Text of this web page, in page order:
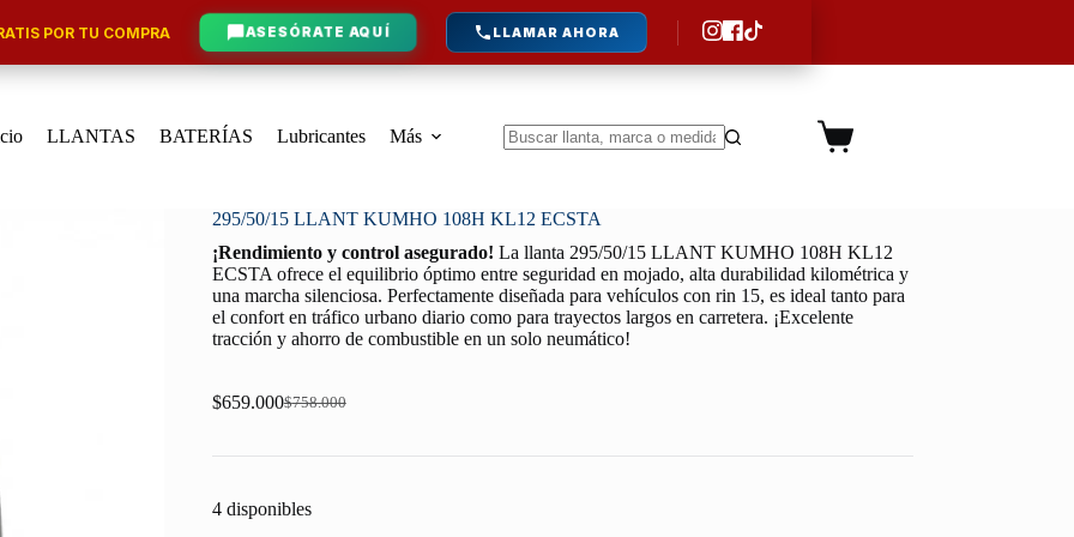
POR TU COMPRA ASESÓRATE AQUÍ LLAMAR AHORA
LLANTAS BATERÍAS Lubricantes
Más
Carro
295/50/15 LLANT KUMHO 108H KL12 ECSTA
¡Rendimiento y control asegurado! La llanta 295/50/15 LLANT KUMHO 108H KL12
ECSTA ofrece el equilibrio óptimo entre seguridad en mojado, alta durabilidad kilométrica y
una marcha silenciosa. Perfectamente diseñada para vehículos con rin 15, es ideal tanto para
el confort en tráfico urbano diario como para trayectos largos en carretera. ¡Excelente
tracción y ahorro de combustible en un solo neumático!
$758.000
Original
was:
$659.000Current
is:
4 disponibles